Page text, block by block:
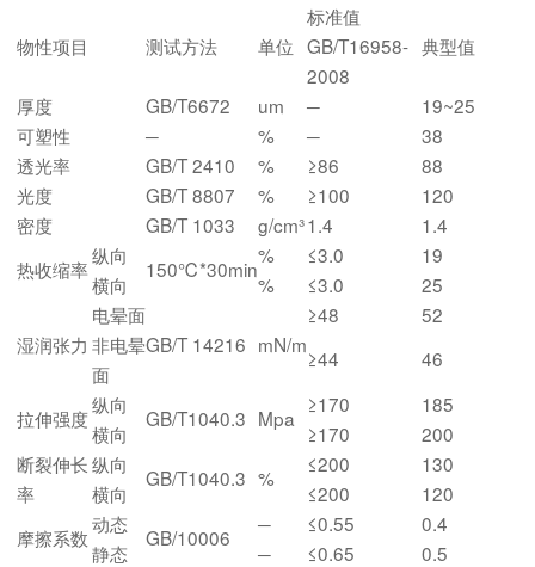
物性项目 测试方法 单位
标准值
典型值
GB/T16958-
2008
厚度
GB/T6672 um ─
19~25
可塑性
─ % ─
38
透光率
GB/T 2410 % ≥86
88
光度
GB/T 8807 % ≥100
120
密度
GB/T 1033 g/cm³1.4
1.4
热收缩率
纵向
150℃*30min
% ≤3.0
19
横向
% ≤3.0 25
湿润张力
电晕面
GB/T 14216 mN/m
≥48
52
非电晕
面
≥44 46
拉伸强度
纵向
GB/T1040.3 Mpa
≥170
185
横向
≥170
200
断裂伸长
率
纵向
GB/T1040.3 %
≤200
130
横向
≤200
120
摩擦系数
动态
GB/10006
─ ≤0.55
0.4
静态
─ ≤0.65
0.5